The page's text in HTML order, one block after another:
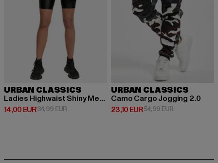
URBAN CLASSICS
Ladies Highwaist Shiny Metallic Cycle
14,00 EUR
Derzeitiger Preis: 14,00 EUR
34,99 EURAktionspreis: 34,99 EUR
URBAN CLASSICS
Camo Cargo Jogging 2.0
23,10 EUR
Derzeitiger Preis: 23,10 EUR
54,99 EURAktionspreis: